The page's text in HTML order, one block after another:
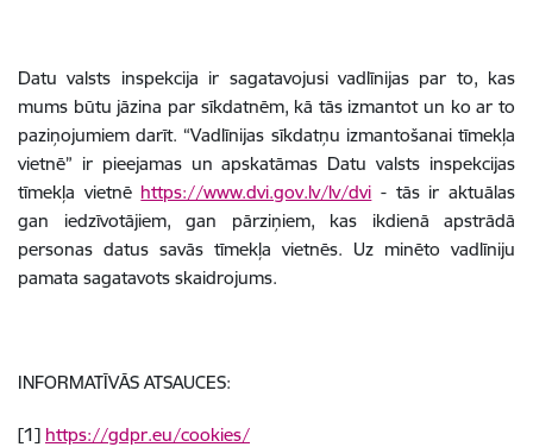
Datu valsts inspekcija ir sagatavojusi vadlīnijas par to, kas
mums būtu jāzina par sīkdatnēm, kā tās izmantot un ko ar to
paziņojumiem darīt. “Vadlīnijas sīkdatņu izmantošanai tīmekļa
vietnē” ir pieejamas un apskatāmas Datu valsts inspekcijas
tīmekļa vietnē https://www.dvi.gov.lv/lv/dvi - tās ir aktuālas
gan iedzīvotājiem, gan pārziņiem, kas ikdienā apstrādā
personas datus savās tīmekļa vietnēs. Uz minēto vadlīniju
pamata sagatavots skaidrojums.
INFORMATĪVĀS ATSAUCES:
[1] https://gdpr.eu/cookies/